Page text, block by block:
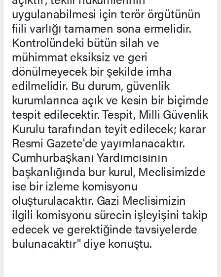
uygulanabilmesi için terör örgütünün
fiili varlığı tamamen sona ermelidir.
Kontrolündeki bütün silah ve
mühimmat eksiksiz ve geri
dönülmeyecek bir şekilde imha
edilmelidir. Bu durum, güvenlik
kurumlarınca açık ve kesin bir biçimde
tespit edilecektir. Tespit, Milli Güvenlik
Kurulu tarafından teyit edilecek; karar
Resmi Gazete'de yayımlanacaktır.
Cumhurbaşkanı Yardımcısının
başkanlığında bur kurul, Meclisimizde
ise bir izleme komisyonu
oluşturulacaktır. Gazi Meclisimizin
ilgili komisyonu sürecin işleyişini takip
edecek ve gerektiğinde tavsiyelerde
bulunacaktır" diye konuştu.